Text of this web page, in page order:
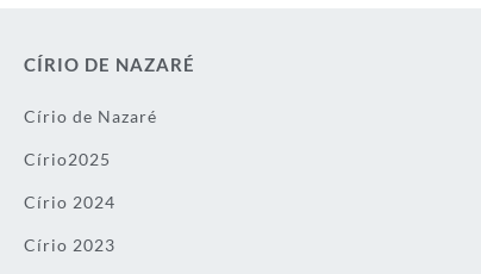
CÍRIO DE NAZARÉ
Círio de Nazaré
Círio2025
Círio 2024
Círio 2023